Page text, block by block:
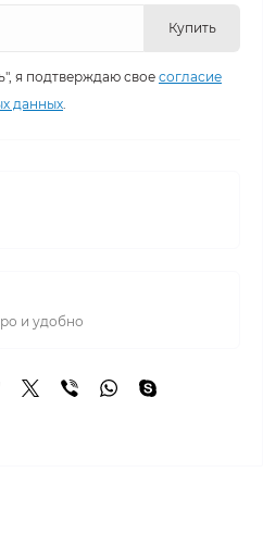
Купить
я подтверждаю свое согласие
данных
и удобно